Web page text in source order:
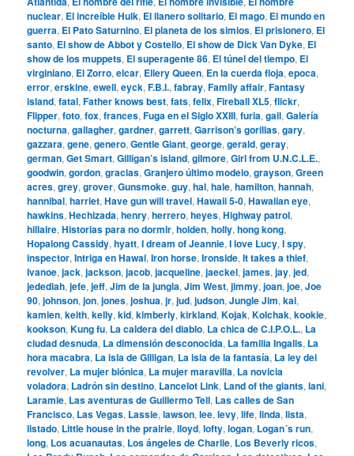
nuclear, El increíble Hulk, El llanero solitario, El mago, El mundo en
guerra, El Pato Saturnino, El planeta de los simios, El prisionero, El
santo, El show de Abbot y Costello, El show de Dick Van Dyke, El
show de los muppets, El superagente 86, El túnel del tiempo, El
virginiano, El Zorro,elcar, Ellery Queen, En la cuerda floja,epoca,
error,erskine,ewell,eyck,F.B.I.,fabray,Family affair,Fantasy
island,fatal,Father knows best,fats,felix,Fireball XL5,flickr,
Flipper,foto,fox,frances,Fuga en el Siglo XXIII,furia,gail,Galería
nocturna,gallagher,gardner,garrett,Garrison’s gorillas,gary,
gazzara,gene,genero,Gentle Giant,george,gerald,geray,
german,Get Smart,Gilligan’s island,gilmore,Girl from U.N.C.L.E.,
goodwin,gordon,gracias,Granjero último modelo,grayson,Green
acres,grey,grover,Gunsmoke,guy,hal,hale,hamilton,hannah,
hannibal,harriet,Have gun will travel,Hawaii 5-0,Hawaiian eye,
hawkins,Hechizada,henry,herrero,heyes,Highway patrol,
hillaire,Historias para no dormir,holden,holly,hong kong,
Hopalong Cassidy,hyatt,I dream of Jeannie,I love Lucy,I spy,
inspector,Intriga en Hawai,Iron horse,Ironside,It takes a thief,
Ivanoe,jack,jackson,jacob,jacqueline,jaeckel,james,jay,jed,
jedediah,jefe,jeff,Jim de la jungla,Jim West,jimmy,joan,joe,Joe
90,johnson,jon,jones,joshua,jr,jud,judson,Jungle Jim,kai,
kamien,keith,kelly,kid,kimberly,kirkland,Kojak,Kolchak,kookie,
kookson,Kung fu, La caldera del diablo, La chica de C.I.P.O.L., La
ciudad desnuda, La dimensión desconocida, La familia Ingalls, La
hora macabra, La isla de Gilligan, La isla de la fantasía, La ley del
revolver, La mujer biónica, La mujer maravilla, La novicia
voladora, Ladrón sin destino, Lancelot Link, Land of the giants,lani,
Laramie, Las aventuras de Guillermo Tell, Las calles de San
Francisco, Las Vegas, Lassie,lawson,lee,levy,life,linda,lista,
listado, Little house in the prairie,lloyd,lofty,logan, Logan´s run,
long, Los acuanautas, Los ángeles de Charlie, Los Beverly ricos,